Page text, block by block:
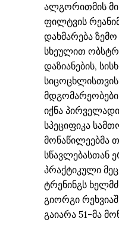
ალგორითმის
ფილტვის
დახმარება ზემო
სხეულით
დაზიანების,
სიცოცხლისთვის
იქნა
სპეციფიკა
მონაწილეებმა
სწავლებასთან
პრაქტიკული
ტრენინგს
გიორგი
გაიარა 51-მა